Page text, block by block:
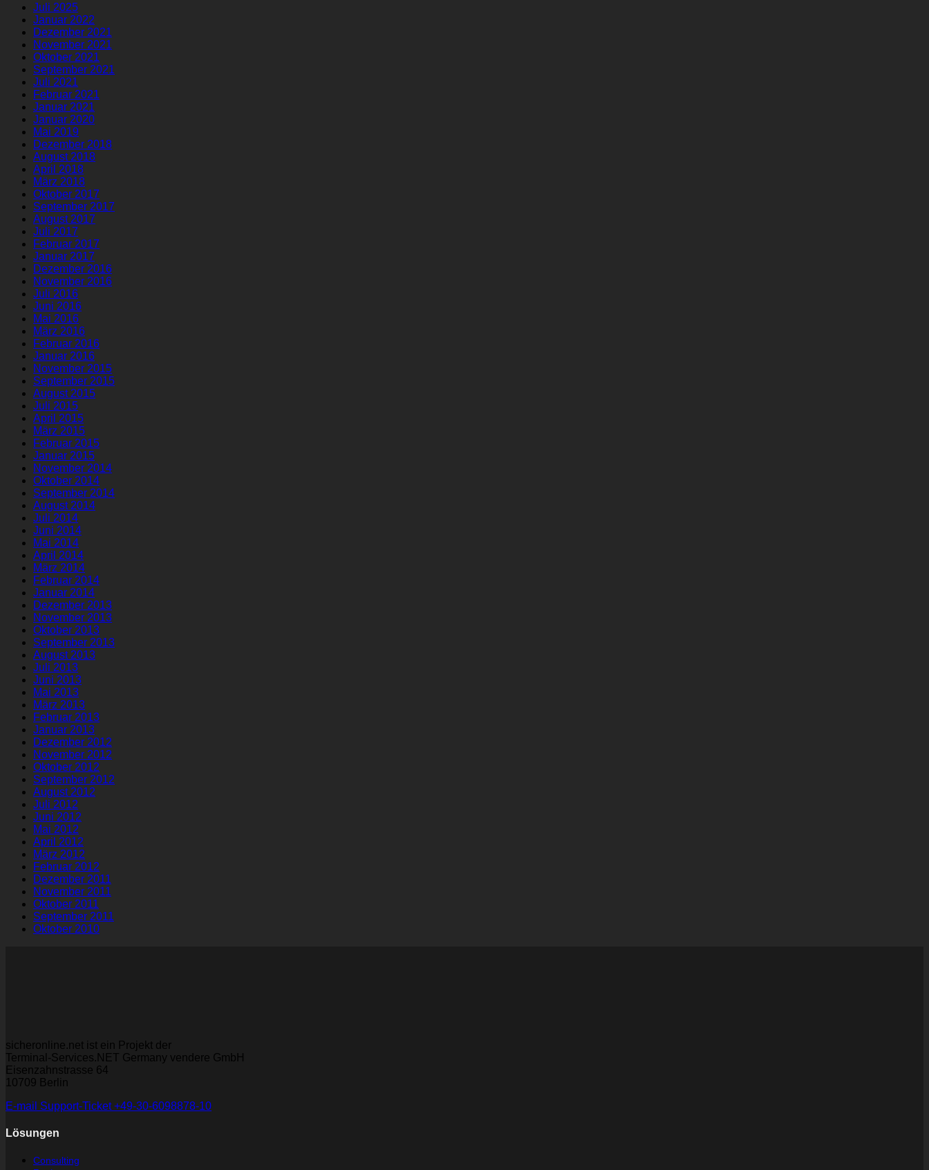
Juli 2025
Januar 2022
Dezember 2021
November 2021
Oktober 2021
September 2021
Juli 2021
Februar 2021
Januar 2021
Januar 2020
Mai 2019
Dezember 2018
August 2018
April 2018
März 2018
Oktober 2017
September 2017
August 2017
Juli 2017
Februar 2017
Januar 2017
Dezember 2016
November 2016
Juli 2016
Juni 2016
Mai 2016
März 2016
Februar 2016
Januar 2016
November 2015
September 2015
August 2015
Juli 2015
April 2015
März 2015
Februar 2015
Januar 2015
November 2014
Oktober 2014
September 2014
August 2014
Juli 2014
Juni 2014
Mai 2014
April 2014
März 2014
Februar 2014
Januar 2014
Dezember 2013
November 2013
Oktober 2013
September 2013
August 2013
Juli 2013
Juni 2013
Mai 2013
März 2013
Februar 2013
Januar 2013
Dezember 2012
November 2012
Oktober 2012
September 2012
August 2012
Juli 2012
Juni 2012
Mai 2012
April 2012
März 2012
Februar 2012
Dezember 2011
November 2011
Oktober 2011
September 2011
Oktober 2010
sicheronline.net ist ein Projekt der
Terminal-Services.NET Germany vendere GmbH
Eisenzahnstrasse 64
10709 Berlin
E-mail Support-Ticket +49-30-6098878-10
Lösungen
Consulting